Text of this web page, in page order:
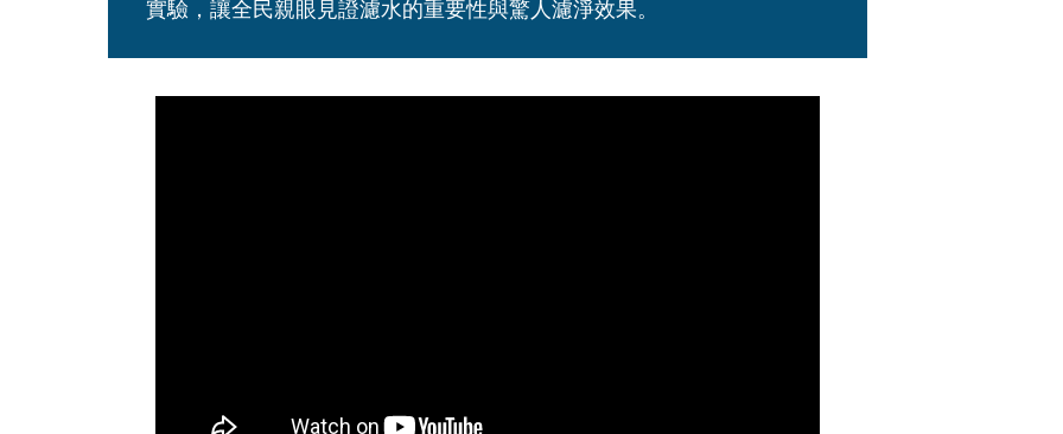
實驗，讓全民親眼見證濾水的重要性與驚人濾淨效果。